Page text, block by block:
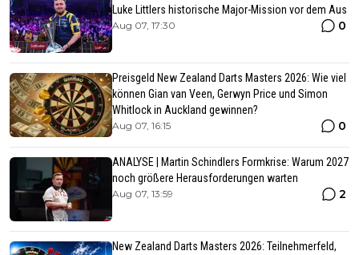
Luke Littlers historische Major-Mission vor dem Aus
Aug 07, 17:30 0
Preisgeld New Zealand Darts Masters 2026: Wie viel
können Gian van Veen, Gerwyn Price und Simon
Whitlock in Auckland gewinnen?
Aug 07, 16:15 0
ANALYSE | Martin Schindlers Formkrise: Warum 2027
noch größere Herausforderungen warten
Aug 07, 13:59 2
New Zealand Darts Masters 2026: Teilnehmerfeld,